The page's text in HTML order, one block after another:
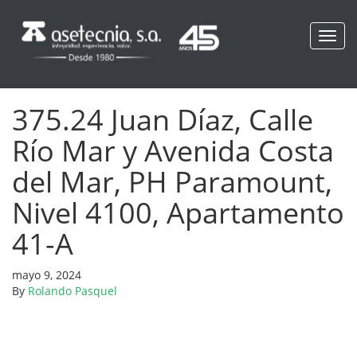
375.24 Juan Díaz, Calle
Río Mar y Avenida Costa
del Mar, PH Paramount,
Nivel 4100, Apartamento
41-A
mayo 9, 2024
By Rolando Pasquel